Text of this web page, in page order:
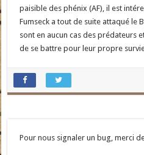
paisible des phénix (AF), il est
Fumseck a tout de suite attaqué le
sont en aucun cas des prédateurs
de se battre pour leur propre
Pour nous signaler un bug, merci